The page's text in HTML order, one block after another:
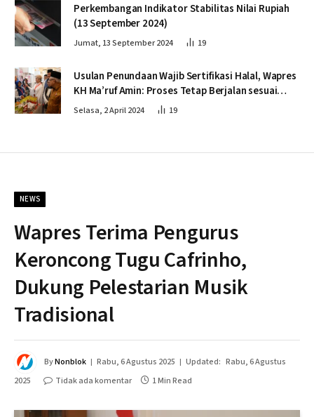
Perkembangan Indikator Stabilitas Nilai Rupiah
(13 September 2024)
Jumat, 13 September 2024 19
Usulan Penundaan Wajib Sertifikasi Halal, Wapres
KH Ma’ruf Amin: Proses Tetap Berjalan sesuai
Penahapan
Selasa, 2 April 2024 19
NEWS
Wapres Terima Pengurus
Keroncong Tugu Cafrinho,
Dukung Pelestarian Musik
Tradisional
ByNonblok Rabu, 6 Agustus 2025 Updated: Rabu, 6 Agustus
2025
Tidak ada komentar 1 Min Read